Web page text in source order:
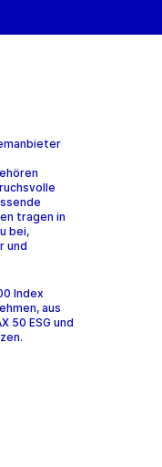
tragen in
bei,
und
Index
aus
50 ESG und